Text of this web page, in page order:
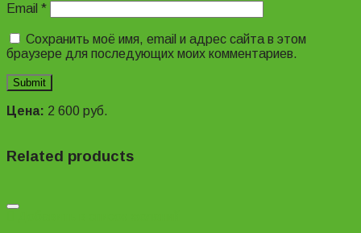
Email *
Сохранить моё имя, email и адрес сайта в этом
браузере для последующих моих комментариев.
Цена: 2 600 руб.
Related products